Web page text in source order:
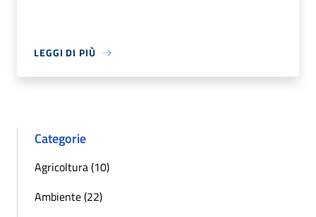
LEGGI DI PIÙ
Categorie
Agricoltura (10)
Ambiente (22)